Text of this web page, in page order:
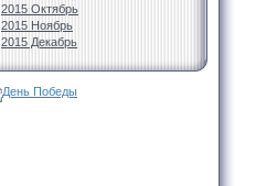
2015 Октябрь
2015 Ноябрь
2015 Декабрь